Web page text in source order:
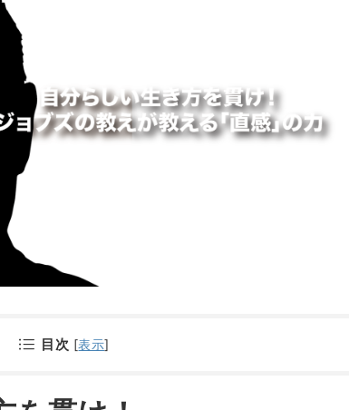
目次 [表示]